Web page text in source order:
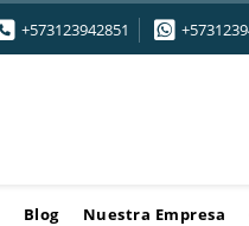
+573123942851
Blog Nuestra Empresa